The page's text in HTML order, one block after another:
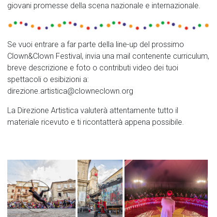
giovani promesse della scena nazionale e internazionale.
Se vuoi entrare a far parte della line-up del prossimo
Clown&Clown Festival, invia una mail contenente curriculum,
breve descrizione e foto o contributi video dei tuoi
spettacoli o esibizioni a:
direzione.artistica@clowneclown.org
La Direzione Artistica valuterà attentamente tutto il
materiale ricevuto e ti ricontatterà appena possibile.